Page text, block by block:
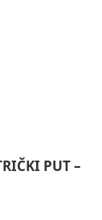
PUT –